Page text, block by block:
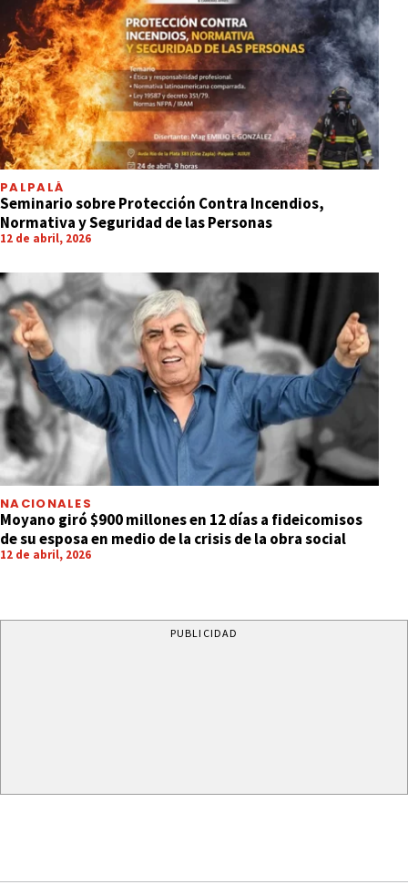
PALPALÁ
Seminario sobre Protección Contra Incendios,
Normativa y Seguridad de las Personas
12 de abril, 2026
NACIONALES
Moyano giró $900 millones en 12 días a fideicomisos
de su esposa en medio de la crisis de la obra social
12 de abril, 2026
PUBLICIDAD